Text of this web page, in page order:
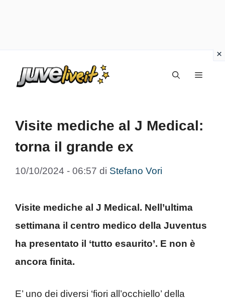
Menu
Visite mediche al J Medical:
torna il grande ex
10/10/2024 - 06:57 di Stefano Vori
Visite mediche al J Medical. Nell’ultima
settimana il centro medico della Juventus
ha presentato il ‘tutto esaurito’. E non è
ancora finita.
E’ uno dei diversi ‘fiori all’occhiello’ della